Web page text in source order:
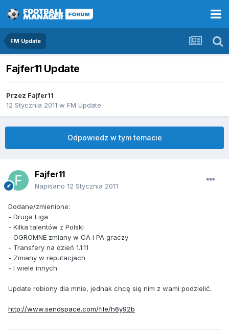
FM Update
Fajfer11 Update
Przez Fajfer11
12 Stycznia 2011 w FM Update
Odpowiedz w tym temacie
Fajfer11
Napisano 12 Stycznia 2011
Dodane/zmienione:
- Druga Liga
- Kilka talentów z Polski
- OGROMNE zmiany w CA i PA graczy
- Transfery na dzień 1.1.11
- Zmiany w reputacjach
- I wiele innych
Update robiony dla mnie, jednak chcę się nim z wami podzielić.
http://www.sendspace.com/file/h6y92b